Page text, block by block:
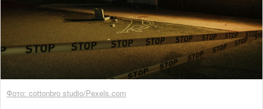
Фото: cottonbro studio/Pexels.com